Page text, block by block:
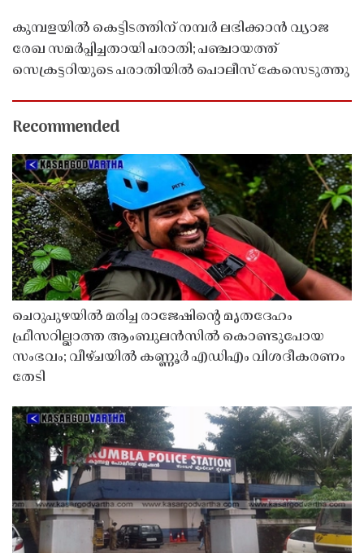
കുമ്പളയിൽ കെട്ടിടത്തിന് നമ്പർ ലഭിക്കാൻ വ്യാജ
രേഖ സമർപ്പിച്ചതായി പരാതി; പഞ്ചായത്ത്
സെക്രട്ടറിയുടെ പരാതിയിൽ പൊലീസ് കേസെടുത്തു
Recommended
ചെറുപുഴയിൽ മരിച്ച രാജേഷിൻ്റെ മൃതദേഹം
ഫ്രീസറില്ലാത്ത ആംബുലൻസിൽ കൊണ്ടുപോയ
സംഭവം; വീഴ്ചയിൽ കണ്ണൂർ എഡിഎം വിശദീകരണം
തേടി